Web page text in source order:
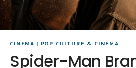
CINEMA | POP CULTURE & CINEMA
Spider-Man